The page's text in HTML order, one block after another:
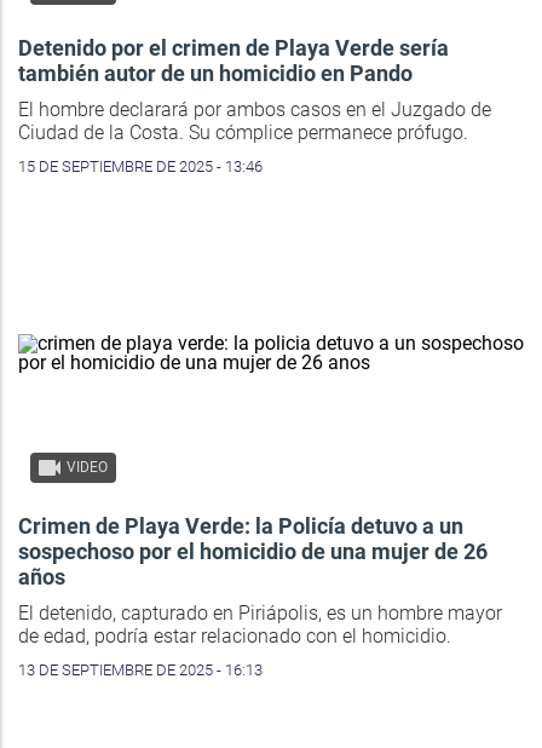
Detenido por el crimen de Playa Verde sería
también autor de un homicidio en Pando
El hombre declarará por ambos casos en el Juzgado de
Ciudad de la Costa. Su cómplice permanece prófugo.
15 DE SEPTIEMBRE DE 2025 - 13:46
VIDEO
Crimen de Playa Verde: la Policía detuvo a un
sospechoso por el homicidio de una mujer de 26
años
El detenido, capturado en Piriápolis, es un hombre mayor
de edad, podría estar relacionado con el homicidio.
13 DE SEPTIEMBRE DE 2025 - 16:13